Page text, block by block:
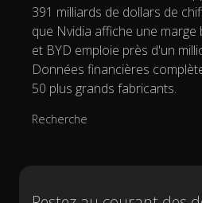
391 milliards de dollars de
que Nvidia affiche une marge
et BYD emploie près d'un
Données financières
50 plus grands fabricants.
Recherche